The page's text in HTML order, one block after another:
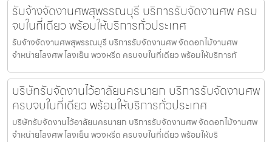
รับจ้างจัดงานศพสุพรรณบุรี บริการรับจัดงานศพ ครบ
จบในที่เดียว พร้อมให้บริการทั่วประเทศ
รับจ้างจัดงานศพสุพรรณบุรี บริการรับจัดงานศพ จัดดอกไม้งานศพ
จำหน่ายโลงศพ โลงเย็น พวงหรีด ครบจบในที่เดียว พร้อมให้บริการทั
บริษัทรับจัดงานไว้อาลัยนครนายก บริการรับจัดงานศพ
ครบจบในที่เดียว พร้อมให้บริการทั่วประเทศ
บริษัทรับจัดงานไว้อาลัยนครนายก บริการรับจัดงานศพ จัดดอกไม้งานศพ
จำหน่ายโลงศพ โลงเย็น พวงหรีด ครบจบในที่เดียว พร้อมให้บริ